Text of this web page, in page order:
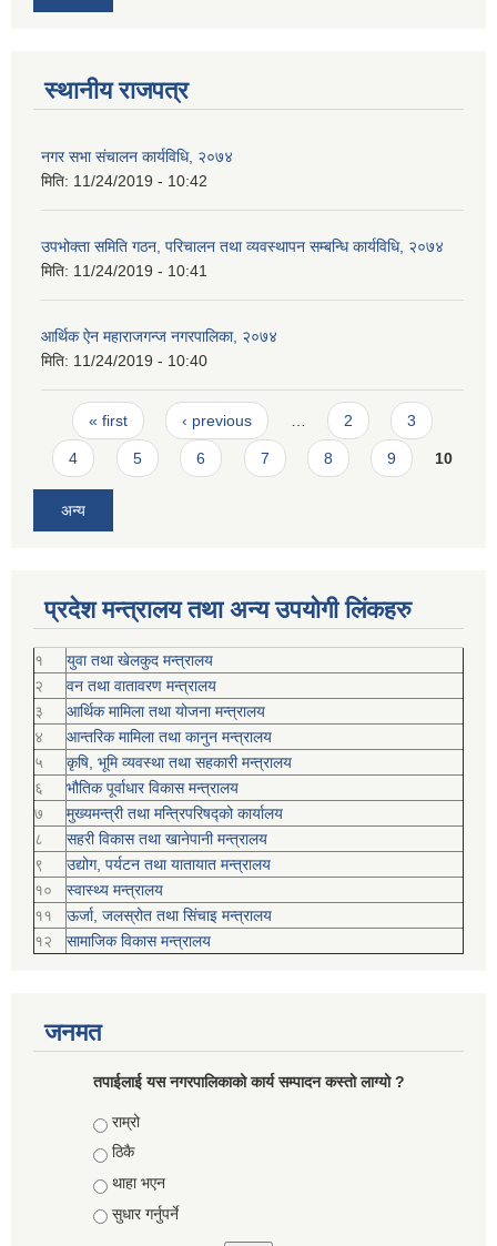
स्थानीय राजपत्र
नगर सभा संचालन कार्यविधि, २०७४
मिति: 11/24/2019 - 10:42
उपभोक्ता समिति गठन, परिचालन तथा व्यवस्थापन सम्बन्धि कार्यविधि, २०७४
मिति: 11/24/2019 - 10:41
आर्थिक ऐन महाराजगन्ज नगरपालिका, २०७४
मिति: 11/24/2019 - 10:40
Pages
« first ‹ previous … 2 3
4 5 6 7 8 9 10
अन्य
प्रदेश मन्त्रालय तथा अन्य उपयोगी लिंकहरु
१
युवा तथा खेलकुद मन्त्रालय
२
वन तथा वातावरण मन्त्रालय
३
आर्थिक मामिला तथा योजना मन्त्रालय
४
आन्तरिक मामिला तथा कानुन मन्त्रालय
५
कृषि, भूमि व्यवस्था तथा सहकारी मन्त्रालय
६
भौतिक पूर्वाधार विकास मन्त्रालय
७
मुख्यमन्त्री तथा मन्त्रिपरिषद्को कार्यालय
८
सहरी विकास तथा खानेपानी मन्त्रालय
९
उद्योग, पर्यटन तथा यातायात मन्त्रालय
१०
स्वास्थ्य मन्त्रालय
११
ऊर्जा, जलस्रोत तथा सिंचाइ मन्त्रालय
१२
सामाजिक विकास मन्‍‍त्रालय
जनमत
तपाईलाई यस नगरपालिकाको कार्य सम्पादन कस्तो लाग्यो ?
Choices
राम्रो
ठिकै
थाहा भएन
सुधार गर्नुपर्ने